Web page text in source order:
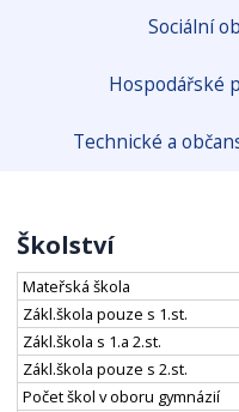
Sociální
Hospodářské
Technické a
Školství
Mateřská škola
Zákl.škola pouze s 1.st.
Zákl.škola s 1.a 2.st.
Zákl.škola pouze s 2.st.
Počet škol v oboru gymnázií